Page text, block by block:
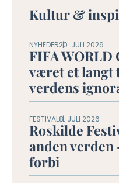
Kultur &
NYHEDER20. JULI 2026
FIFA WORLD
været et langt
verdens
FESTIVAL8. JULI 2026
Roskilde
anden verden
forbi